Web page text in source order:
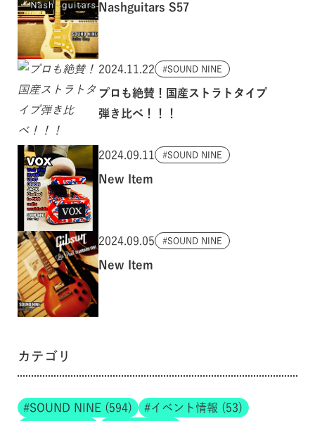
Nashguitars S57
2024.11.22 SOUND NINE
プロも絶賛！国産ストラトタイプ
弾き比べ！！！
2024.09.11 SOUND NINE
New Item
2024.09.05 SOUND NINE
New Item
カテゴリ
SOUND NINE (594)
イベント情報 (53)